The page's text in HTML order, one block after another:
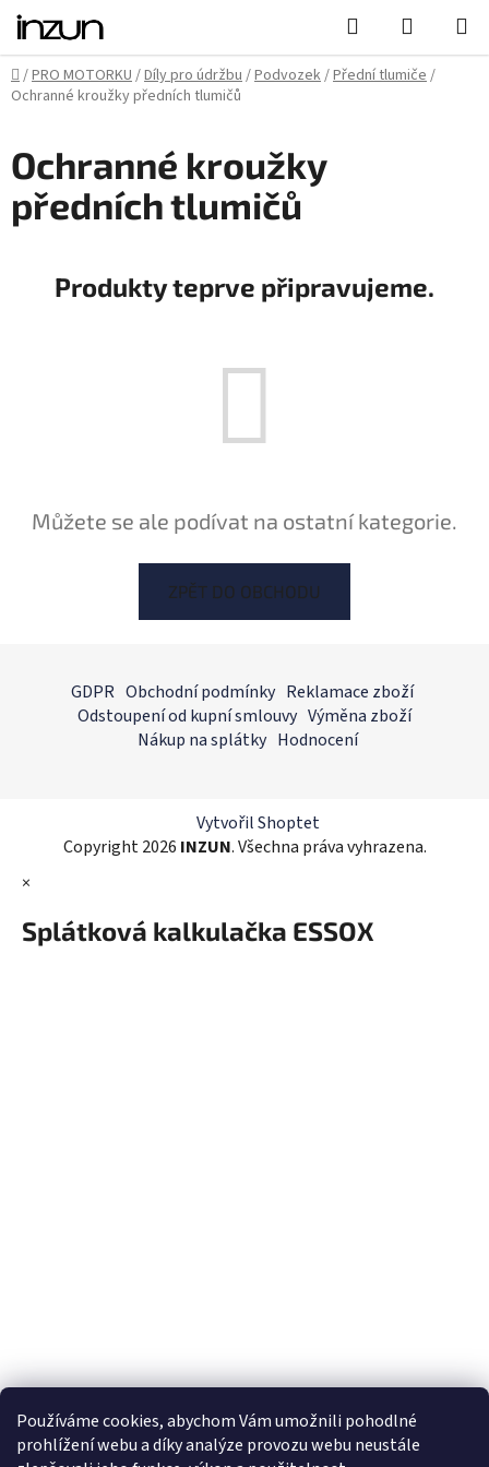
Používáme cookies, abychom Vám umožnili pohodlné
prohlížení webu a díky analýze provozu webu neustále
Přejít
obsah
Hledat
KOŠÍK
Domů
/PRO MOTORKU/Díly pro údržbu/Podvozek/Přední tlumiče/
Ochranné kroužky předních tlumičů
Ochranné kroužky
předních tlumičů
Produkty teprve připravujeme.
Můžete se ale podívat na ostatní kategorie.
ZPĚT DO OBCHODU
GDPR Obchodní podmínky Reklamace zboží
Odstoupení od kupní smlouvy Výměna zboží
Nákup na splátky Hodnocení
Vytvořil Shoptet
Copyright 2026 INZUN. Všechna práva vyhrazena.
×
Splátková kalkulačka ESSOX